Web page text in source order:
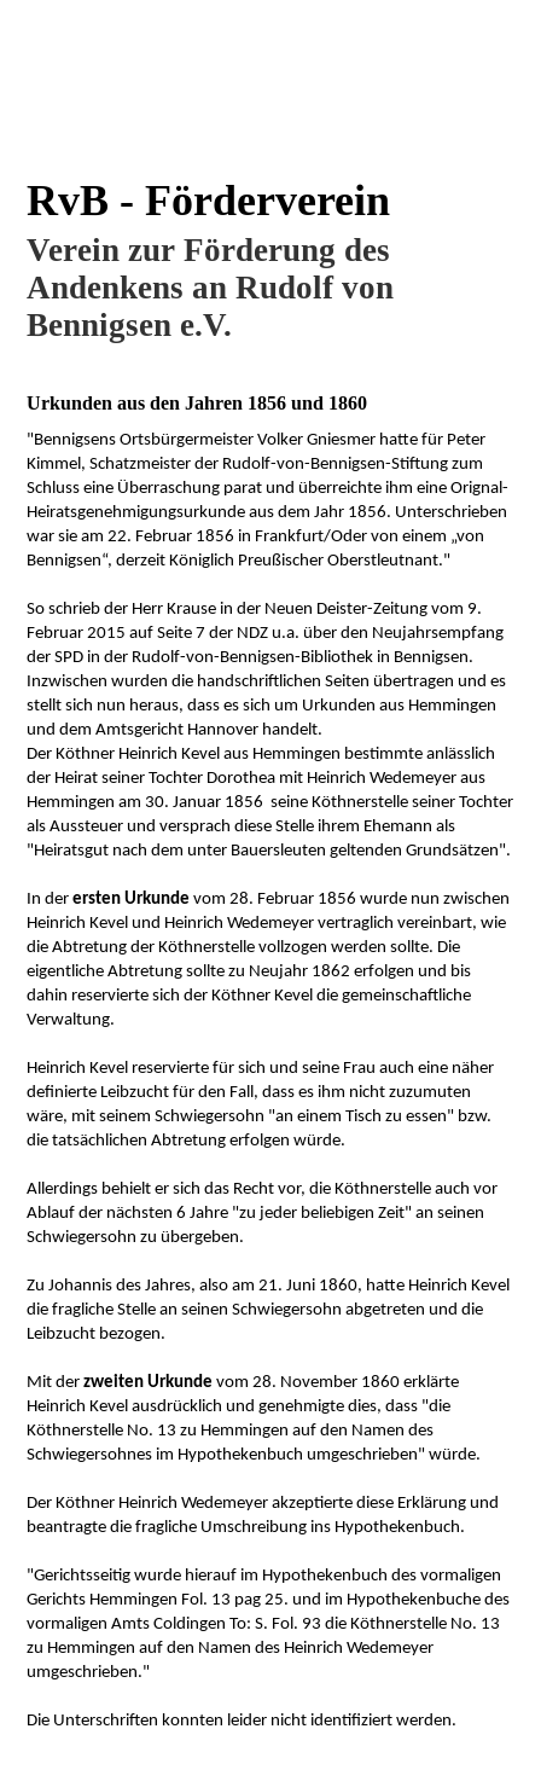
RvB - Förderverein
Verein zur Förderung des
Andenkens an Rudolf von
Bennigsen e.V.
Urkunden aus den Jahren 1856 und 1860
"Bennigsens Ortsbürgermeister Volker Gniesmer hatte für Peter
Kimmel, Schatzmeister der Rudolf-von-Bennigsen-Stiftung zum
Schluss eine Überraschung parat und überreichte ihm eine Orignal-
Heiratsgenehmigungsurkunde aus dem Jahr 1856. Unterschrieben
war sie am 22. Februar 1856 in Frankfurt/Oder von einem „von
Bennigsen“, derzeit Königlich Preußischer Oberstleutnant."
So schrieb der Herr Krause in der Neuen Deister-Zeitung vom 9.
Februar 2015 auf Seite 7 der NDZ u.a. über den Neujahrsempfang
der SPD in der Rudolf-von-Bennigsen-Bibliothek in Bennigsen.
Inzwischen wurden die handschriftlichen Seiten übertragen und es
stellt sich nun heraus, dass es sich um Urkunden aus Hemmingen
und dem Amtsgericht Hannover handelt.
Der Köthner Heinrich Kevel aus Hemmingen bestimmte anlässlich
der Heirat seiner Tochter Dorothea mit Heinrich Wedemeyer aus
Hemmingen am 30. Januar 1856 seine Köthnerstelle seiner Tochter
als Aussteuer und versprach diese Stelle ihrem Ehemann als
"Heiratsgut nach dem unter Bauersleuten geltenden Grundsätzen".
In derersten Urkunde vom 28. Februar 1856 wurde nun zwischen
Heinrich Kevel und Heinrich Wedemeyer vertraglich vereinbart, wie
die Abtretung der Köthnerstelle vollzogen werden sollte. Die
eigentliche Abtretung sollte zu Neujahr 1862 erfolgen und bis
dahin reservierte sich der Köthner Kevel die gemeinschaftliche
Verwaltung.
Heinrich Kevel reservierte für sich und seine Frau auch eine näher
definierte Leibzucht für den Fall, dass es ihm nicht zuzumuten
wäre, mit seinem Schwiegersohn "an einem Tisch zu essen" bzw.
die tatsächlichen Abtretung erfolgen würde.
Allerdings behielt er sich das Recht vor, die Köthnerstelle auch vor
Ablauf der nächsten 6 Jahre "zu jeder beliebigen Zeit" an seinen
Schwiegersohn zu übergeben.
Zu Johannis des Jahres, also am 21. Juni 1860, hatte Heinrich Kevel
die fragliche Stelle an seinen Schwiegersohn abgetreten und die
Leibzucht bezogen.
Mit derzweiten Urkunde vom 28. November 1860 erklärte
Heinrich Kevel ausdrücklich und genehmigte dies, dass "die
Köthnerstelle No. 13 zu Hemmingen auf den Namen des
Schwiegersohnes im Hypothekenbuch umgeschrieben" würde.
Der Köthner Heinrich Wedemeyer akzeptierte diese Erklärung und
beantragte die fragliche Umschreibung ins Hypothekenbuch.
"Gerichtsseitig wurde hierauf im Hypothekenbuch des vormaligen
Gerichts Hemmingen Fol. 13 pag 25. und im Hypothekenbuche des
vormaligen Amts Coldingen To: S. Fol. 93 die Köthnerstelle No. 13
zu Hemmingen auf den Namen des Heinrich Wedemeyer
umgeschrieben."
Die Unterschriften konnten leider nicht identifiziert werden.